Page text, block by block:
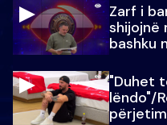
Zarf i
shijojnë
bashku
"Duhet
lëndo"/